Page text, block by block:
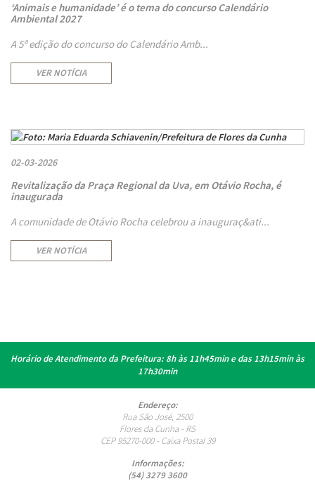
‘Animais e humanidade’ é o tema do concurso Calendário
Ambiental 2027
A 5ª edição do concurso do Calendário Amb...
VER NOTÍCIA
02-03-2026
Revitalização da Praça Regional da Uva, em Otávio Rocha, é
inaugurada
A comunidade de Otávio Rocha celebrou a inauguraç&ati...
VER NOTÍCIA
Horário de Atendimento da Prefeitura: 8h às 11h45min e das 13h15min às
17h30min
Endereço:
Rua São José, 2500
Flores da Cunha - RS
CEP 95270-000 - Caixa Postal 39
Informações:
(54) 3279 3600